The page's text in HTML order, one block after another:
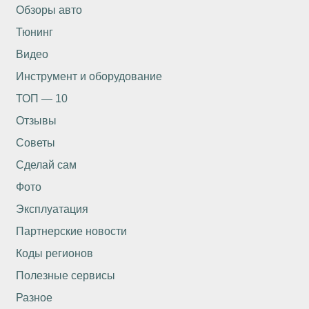
Обзоры авто
Тюнинг
Видео
Инструмент и оборудование
ТОП — 10
Отзывы
Советы
Сделай сам
Фото
Эксплуатация
Партнерские новости
Коды регионов
Полезные сервисы
Разное